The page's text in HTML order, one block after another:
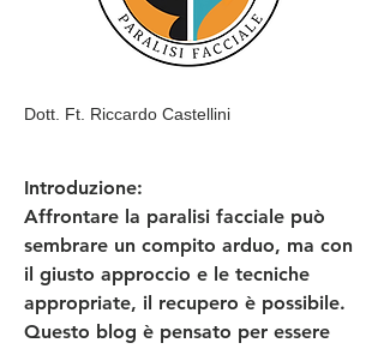
Dott. Ft. Riccardo Castellini
Introduzione:
Affrontare la paralisi facciale può
sembrare un compito arduo, ma con
il giusto approccio e le tecniche
appropriate, il recupero è possibile.
Questo blog è pensato per essere